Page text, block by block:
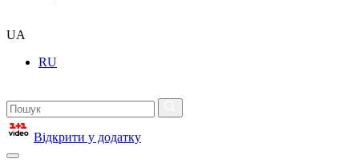
UA
RU
Відкрити у додатку